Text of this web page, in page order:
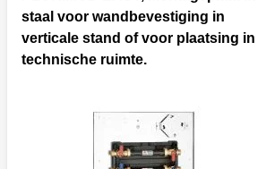
staal voor wandbevestiging in
verticale stand of voor plaatsing in
technische ruimte.